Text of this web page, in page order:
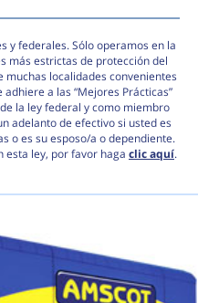
y federales. Sólo operamos en la
más estrictas de protección del
muchas localidades convenientes
a las “Mejores Prácticas”
la ley federal y como miembro
adelanto de efectivo si usted es
o es su esposo/a o dependiente.
esta ley, por favor haga clic aquí.